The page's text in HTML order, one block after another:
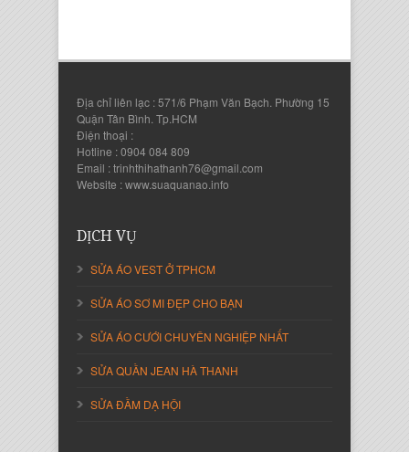
Giám Đốc Công ty Lam Sơn Phát
Địa chỉ liên lạc : 571/6 Phạm Văn Bạch. Phường 15
Quận Tân Bình. Tp.HCM
Điện thoại :
Hotline : 0904 084 809
Email : trinhthihathanh76@gmail.com
Website : www.suaquanao.info
DỊCH VỤ
SỬA ÁO VEST Ở TPHCM
SỬA ÁO SƠ MI ĐẸP CHO BẠN
SỬA ÁO CƯỚI CHUYÊN NGHIỆP NHẤT
SỬA QUẦN JEAN HÀ THANH
SỬA ĐẦM DẠ HỘI